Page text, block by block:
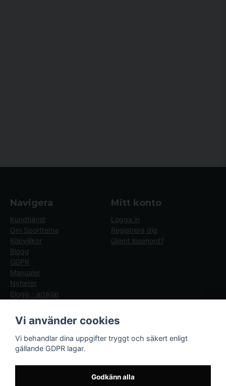
Navigera
Kundtjänst
Om Sporttema
Köpvillkor
Blogg
GDPR
Manualer
Nyheter
Blogg - artiklar
Mitt konto
Logga in
Registrera dig
Glömt lösenord?
Följ oss
AB
Drottninggatan 47
Vi använder cookies
Vi behandlar dina uppgifter tryggt och säkert enligt
gällande GDPR lagar.
Godkänn alla